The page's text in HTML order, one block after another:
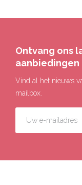
Ontvang ons
aanbiedingen
Vind al het nieuws
mailbox.